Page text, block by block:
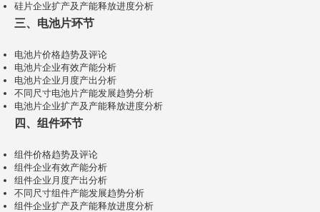
硅片企业扩产及产能释放进度分析
三、电池片环节
电池片价格趋势及评论
电池片企业有效产能分析
电池片企业月度产出分析
不同尺寸电池片产能发展趋势分析
电池片企业扩产及产能释放进度分析
四、组件环节
组件价格趋势及评论
组件企业有效产能分析
组件企业月度产出分析
不同尺寸组件产能发展趋势分析
组件企业扩产及产能释放进度分析